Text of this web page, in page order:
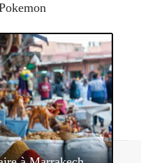
Sitemap